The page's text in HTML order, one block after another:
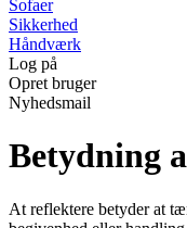
Sofaer
Sikkerhed
Håndværk
Log på
Opret bruger
Nyhedsmail
Betydning
At reflektere betyder at